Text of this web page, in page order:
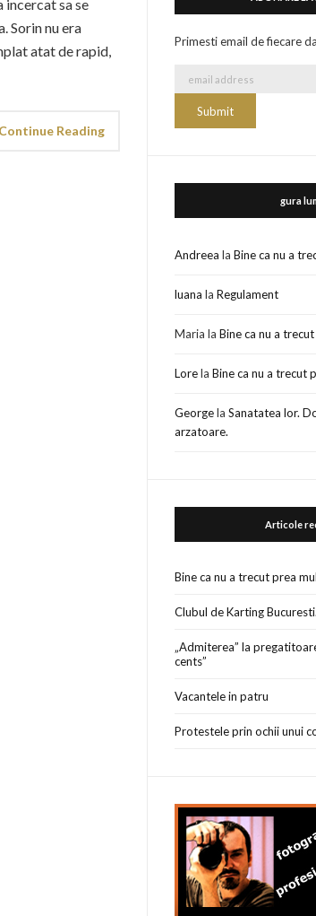
incercat sa se
Sorin nu era
atat de rapid,
Continue Reading
Primesti email de fiecare
gura
Andreea laBine ca nu a
luana laRegulament
Maria laBine ca nu a
LorelaBine ca nu a trecut
GeorgelaSanatatea lor.
arzatoare.
Articole
Bine ca nu a trecut prea
Clubul de Karting
„Admiterea” la
cents”
Vacantele in patru
Protestele prin ochii unui